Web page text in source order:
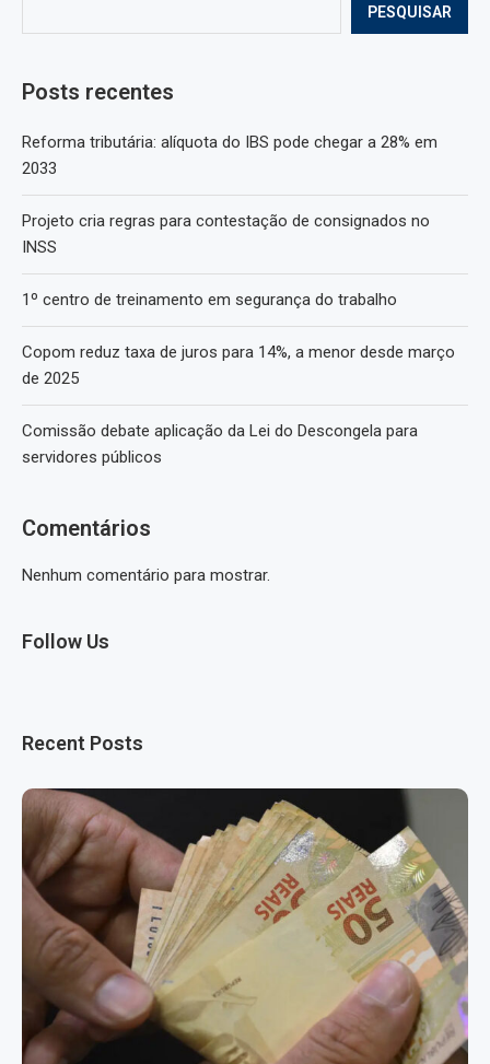
PESQUISAR
Posts recentes
Reforma tributária: alíquota do IBS pode chegar a 28% em
2033
Projeto cria regras para contestação de consignados no
INSS
1º centro de treinamento em segurança do trabalho
Copom reduz taxa de juros para 14%, a menor desde março
de 2025
Comissão debate aplicação da Lei do Descongela para
servidores públicos
Comentários
Nenhum comentário para mostrar.
Follow Us
Recent Posts